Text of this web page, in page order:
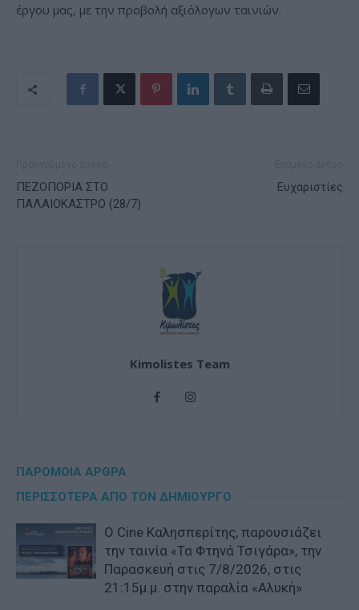
έργου μας, με την προβολή αξιόλογων ταινιών.
ΠΕΖΟΠΟΡΙΑ ΣΤΟ
ΠΑΛΑΙΟΚΑΣΤΡΟ (28/7)
Ευχαριστίες
Kimolistes Team
ΠΑΡΟΜΟΙΑ ΑΡΘΡΑ
ΠΕΡΙΣΣΟΤΕΡΑ ΑΠΟ ΤΟΝ ΔΗΜΙΟΥΡΓΟ
Ο Cine Καλησπερίτης, παρουσιάζει
την ταινία «Τα Φτηνά Τσιγάρα», την
Παρασκευή στις 7/8/2026, στις
21:15μ.μ. στην παραλία «Αλυκή»